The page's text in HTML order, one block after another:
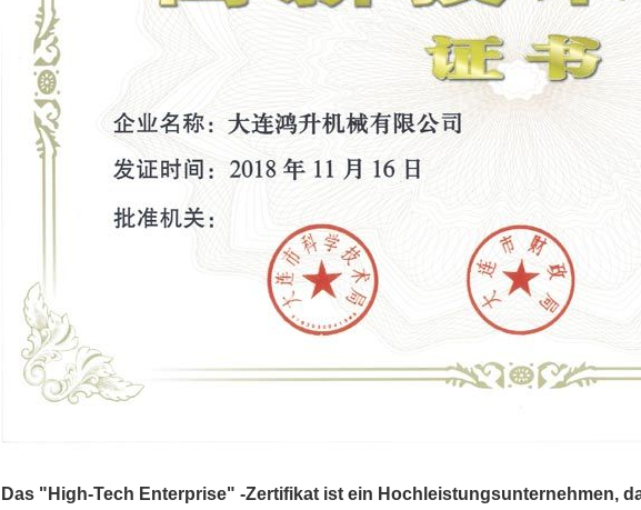
Das "High-Tech Enterprise" -Zertifikat ist ein Hochleistungsunternehmen,